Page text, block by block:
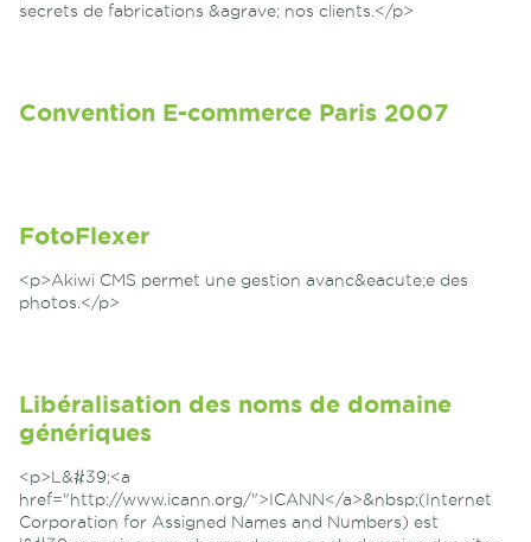
secrets de fabrications &agrave; nos clients.</p>
Convention E-commerce Paris 2007
FotoFlexer
<p>Akiwi CMS permet une gestion avanc&eacute;e des
photos.</p>
Libéralisation des noms de domaine
génériques
<p>L&#39;<a
href="http://www.icann.org/">ICANN</a>&nbsp;(Internet
Corporation for Assigned Names and Numbers) est